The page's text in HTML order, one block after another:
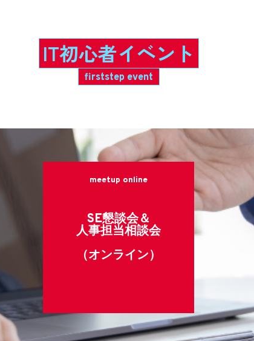
IT初心者イベント
firststep event
meetup online
SE懇談会＆
人事担当相談会
（オンライン）